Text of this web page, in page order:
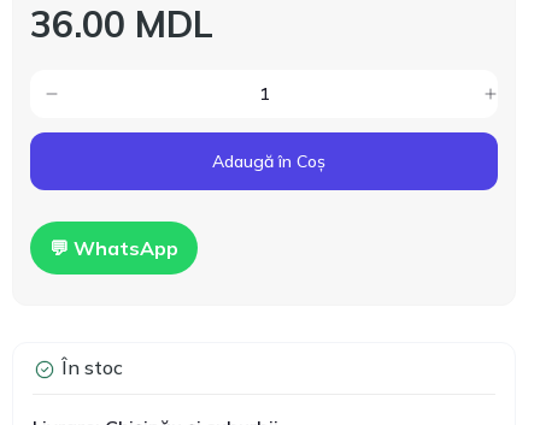
36.00 MDL
Adaugă în Coș
💬 WhatsApp
În stoc